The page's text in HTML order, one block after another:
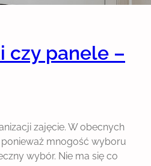
czy panele –
zajęcie. W obecnych
ponieważ mnogość wyboru
wybór. Nie ma się co